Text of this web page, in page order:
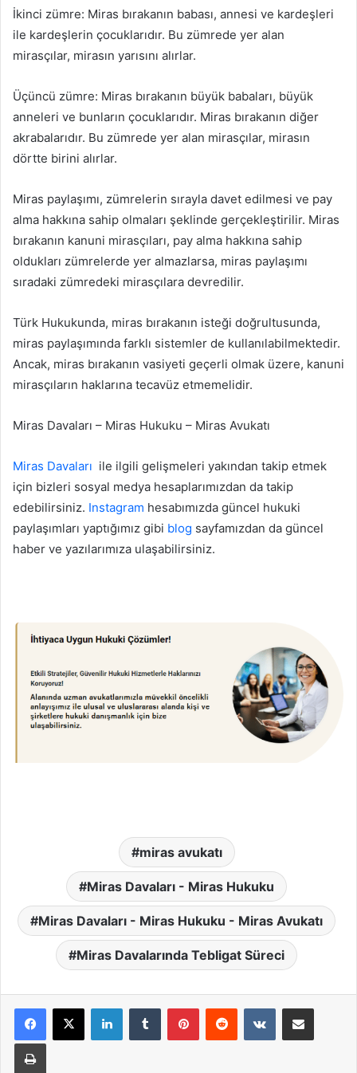
İkinci zümre: Miras bırakanın babası, annesi ve kardeşleri
ile kardeşlerin çocuklarıdır. Bu zümrede yer alan
mirasçılar, mirasın yarısını alırlar.
Üçüncü zümre: Miras bırakanın büyük babaları, büyük
anneleri ve bunların çocuklarıdır. Miras bırakanın diğer
akrabalarıdır. Bu zümrede yer alan mirasçılar, mirasın
dörtte birini alırlar.
Miras paylaşımı, zümrelerin sırayla davet edilmesi ve pay
alma hakkına sahip olmaları şeklinde gerçekleştirilir. Miras
bırakanın kanuni mirasçıları, pay alma hakkına sahip
oldukları zümrelerde yer almazlarsa, miras paylaşımı
sıradaki zümredeki mirasçılara devredilir.
Türk Hukukunda, miras bırakanın isteği doğrultusunda,
miras paylaşımında farklı sistemler de kullanılabilmektedir.
Ancak, miras bırakanın vasiyeti geçerli olmak üzere, kanuni
mirasçıların haklarına tecavüz etmemelidir.
Miras Davaları – Miras Hukuku – Miras Avukatı
Miras Davaları ile ilgili gelişmeleri yakından takip etmek
için bizleri sosyal medya hesaplarımızdan da takip
edebilirsiniz. Instagram hesabımızda güncel hukuki
paylaşımları yaptığımız gibi blog sayfamızdan da güncel
haber ve yazılarımıza ulaşabilirsiniz.
miras avukatı
Miras Davaları - Miras Hukuku
Miras Davaları - Miras Hukuku - Miras Avukatı
Miras Davalarında Tebligat Süreci
LinkedInTumblr PinterestReddit VKontakteE-Posta ile paylaş
Yazdır